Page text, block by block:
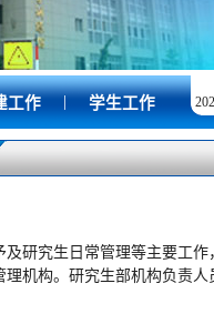
工作 | 学生工作
研究生日常管理等主要工作
机构。研究生部机构负责人